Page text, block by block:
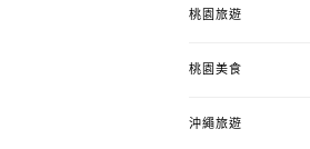
桃園旅遊
桃園美食
沖繩旅遊